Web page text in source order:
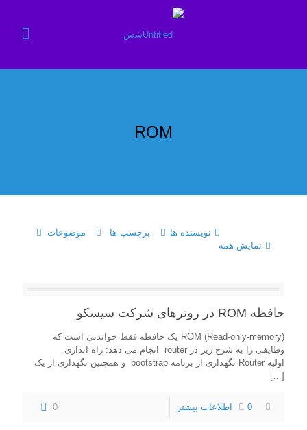
ROM
موضوعات برچسب ها
نویسنده ها
نمایش همه
حافظه ROM در روترهای شرکت سیسکو
(ROM (Read-only-memory یک حافظه فقط خواندنی است که
وظایفی را به شرح زیر در router انجام می دهد: راه اندازی
اولیه Router نگهداری از برنامه bootstrap و همچنین نگهداری از یک
[…]
0 0 اطلاعات بیشتر